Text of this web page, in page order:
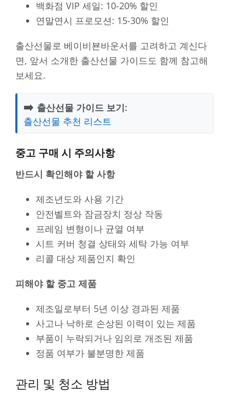
백화점 VIP 세일: 10-20% 할인
연말연시 프로모션: 15-30% 할인
출산선물로 베이비뵨바운서를 고려하고 계신다
면, 앞서 소개한 출산선물 가이드도 함께 참고해
보세요.
➡️ 출산선물 가이드 보기:
출산선물 추천 리스트
중고 구매 시 주의사항
반드시 확인해야 할 사항
제조년도와 사용 기간
안전벨트와 잠금장치 정상 작동
프레임 변형이나 균열 여부
시트 커버 청결 상태와 세탁 가능 여부
리콜 대상 제품인지 확인
피해야 할 중고 제품
제조일로부터 5년 이상 경과된 제품
사고나 낙하로 손상된 이력이 있는 제품
부품이 누락되거나 임의로 개조된 제품
정품 여부가 불분명한 제품
관리 및 청소 방법